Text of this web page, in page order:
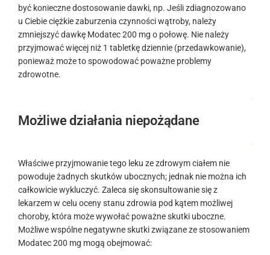
być konieczne dostosowanie dawki, np. Jeśli zdiagnozowano
u Ciebie ciężkie zaburzenia czynności wątroby, należy
zmniejszyć dawkę Modatec 200 mg o połowę. Nie należy
przyjmować więcej niż 1 tabletkę dziennie (przedawkowanie),
ponieważ może to spowodować poważne problemy
zdrowotne.
.
Możliwe działania niepożądane
.
Właściwe przyjmowanie tego leku ze zdrowym ciałem nie
powoduje żadnych skutków ubocznych; jednak nie można ich
całkowicie wykluczyć. Zaleca się skonsultowanie się z
lekarzem w celu oceny stanu zdrowia pod kątem możliwej
choroby, która może wywołać poważne skutki uboczne.
Możliwe wspólne negatywne skutki związane ze stosowaniem
Modatec 200 mg mogą obejmować: